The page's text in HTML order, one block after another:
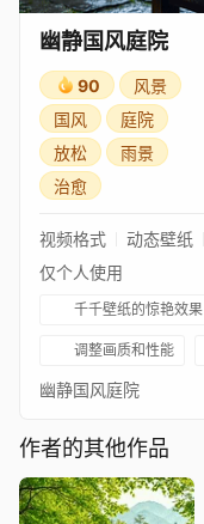
幽静国风庭院
90
风景
国风
庭院
放松
雨景
治愈
视频格式 动态壁纸
仅个人使用
千千壁纸的惊艳效果
调整画质和性能
幽静国风庭院
作者的其他作品